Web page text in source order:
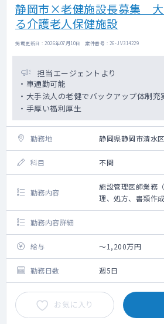
静岡市×老健施設長募集 大
る介護老人保健施設
掲載更新日 : 2026年07月10日 案件番号 : 26-JV314229
担当エージェントより
・車通勤可能
・大手法人の老健でバックアップ体制充
・手厚い福利厚生
勤務地 静岡県静岡市清水区
科目 不問
勤務内容
施設管理医師業務
理、処方、書類作成
勤務内容詳細
給与 ～1,200万円
勤務日数 週5日
お気に入り